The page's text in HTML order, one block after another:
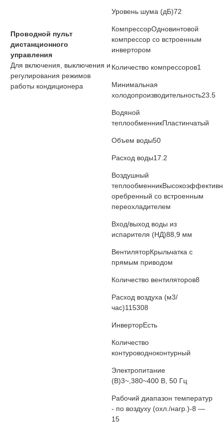
Проводной пульт
дистанционного
управления
Для включения, выключения и
регулирования режимов
работы кондиционера
Уровень шума (дБ)72
КомпрессорОдновинтовой
компрессор со встроенным
инвертором
Количество компрессоров1
Минимальная
холодопроизводительность23.5
Водяной
теплообменникПластинчатый
Объем воды50
Расход воды17.2
Воздушный
теплообменник
оребренный со встроенным
переохладителем
Вход/выход воды из
испарителя (НД)88,9 мм
ВентиляторКрыльчатка с
прямым приводом
Количество вентиляторов8
Расход воздуха (м3/
час)115308
ИнверторЕсть
Количество
контуроводноконтурный
Электропитание
(В)3~,380~400 В, 50 Гц
Рабочий диапазон температур
- по воздуху (охл./нагр.)-8 —
15